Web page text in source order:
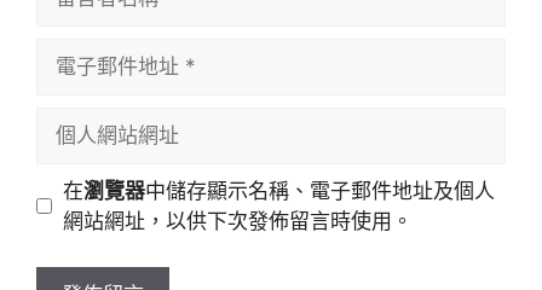
址
站
址
在瀏覽器中儲存顯示名稱、電子郵件地址及個人
網站網址，以供下次發佈留言時使用。